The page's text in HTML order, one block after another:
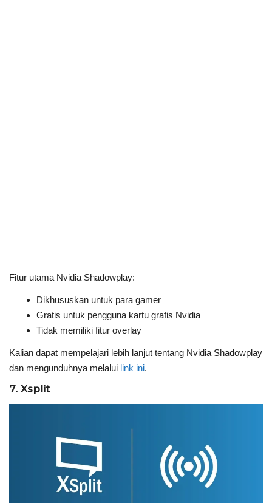
Fitur utama Nvidia Shadowplay:
Dikhususkan untuk para gamer
Gratis untuk pengguna kartu grafis Nvidia
Tidak memiliki fitur overlay
Kalian dapat mempelajari lebih lanjut tentang Nvidia Shadowplay
dan mengunduhnya melalui link ini.
7. Xsplit